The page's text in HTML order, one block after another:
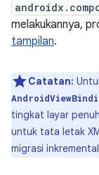
melakukannya,
tampilan.
Catatan:
tingkat layar
untuk tata letak
migrasi